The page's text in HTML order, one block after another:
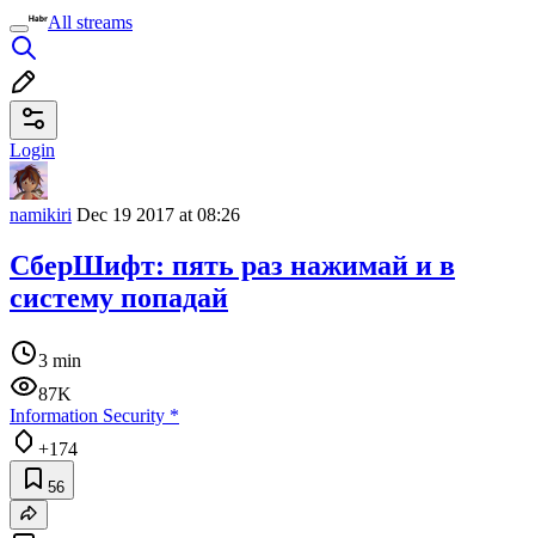
All streams
Login
namikiri Dec 19 2017 at 08:26
СберШифт: пять раз нажимай и в
систему попадай
3 min
87K
Information Security *
+174
56